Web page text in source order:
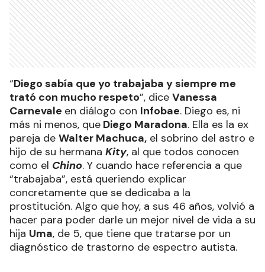
“Diego sabía que yo trabajaba y siempre me
trató con mucho respeto”, dice Vanessa
Carnevale en diálogo con Infobae. Diego es, ni
más ni menos, que Diego Maradona. Ella es la ex
pareja de Walter Machuca, el sobrino del astro e
hijo de su hermana Kity, al que todos conocen
como el Chino. Y cuando hace referencia a que
“trabajaba”, está queriendo explicar
concretamente que se dedicaba a la
prostitución. Algo que hoy, a sus 46 años, volvió a
hacer para poder darle un mejor nivel de vida a su
hija Uma, de 5, que tiene que tratarse por un
diagnóstico de trastorno de espectro autista.